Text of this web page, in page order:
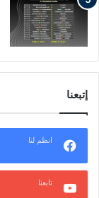
إتبعنا
انظم لنا
تابعنا